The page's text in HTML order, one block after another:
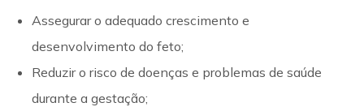
Assegurar o adequado crescimento e
desenvolvimento do feto;
Reduzir o risco de doenças e problemas de saúde
durante a gestação;